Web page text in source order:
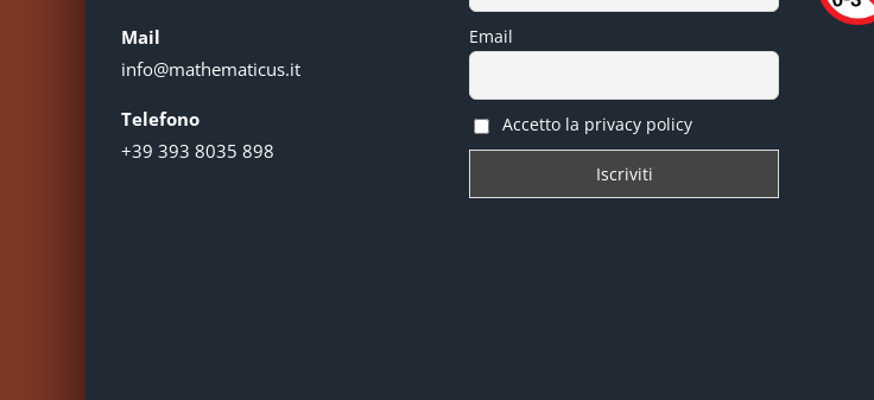
Mail
info@mathematicus.it
Telefono
+39 393 8035 898
Email
Accetto la privacy policy